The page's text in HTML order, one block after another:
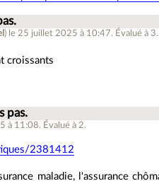
) le 25 juillet 2025 à 10:47. Évalué à 3.
croissants
pas.
à 11:08. Évalué à 2.
2381412
maladie, l'assurance